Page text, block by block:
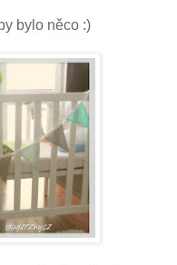
bylo něco :)